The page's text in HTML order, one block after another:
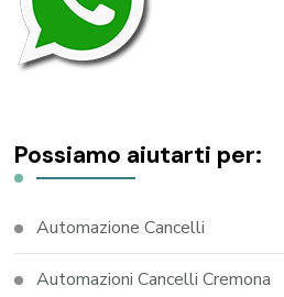
Possiamo aiutarti per:
Automazione Cancelli
Automazioni Cancelli Cremona